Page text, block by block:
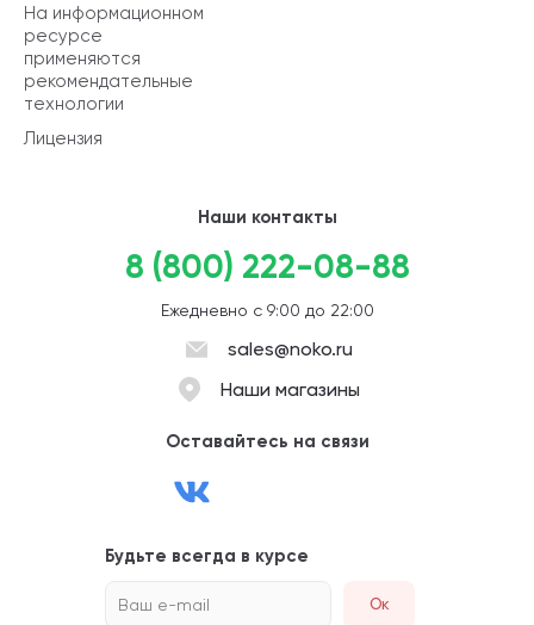
На информационном
ресурсе
применяются
рекомендательные
технологии
Лицензия
Наши контакты
8 (800) 222-08-88
Ежедневно с 9:00 до 22:00
sales@noko.ru
Наши магазины
Оставайтесь на связи
Будьте всегда в курсе
Ваш e-mail